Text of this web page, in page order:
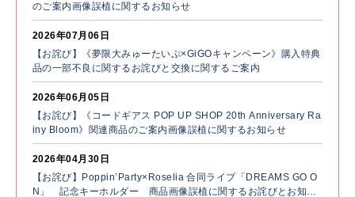
のご案内画像誤植に関するお知らせ
2026年07月06日
【お詫び】《夢限大みゅーたいぷ×GiGOキャンペーン》購入特典
品の一部不良に関するお詫びと交換に関するご案内
2026年06月05日
【お詫び】《コードギアス POP UP SHOP 20th Anniversary Ra
iny Bloom》関連商品のご案内画像誤植に関するお知らせ
2026年04月30日
【お詫び】Poppin’Party×Roselia 合同ライブ「DREAMS GO O
N」 記念キーホルダー 商品画像誤植に関するお詫びとお知ら